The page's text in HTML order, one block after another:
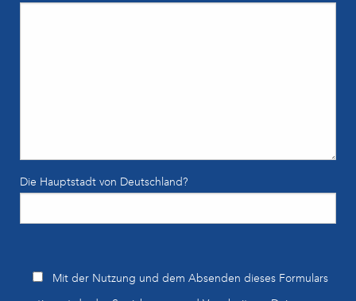
Die Hauptstadt von Deutschland?
Mit der Nutzung und dem Absenden dieses Formulars